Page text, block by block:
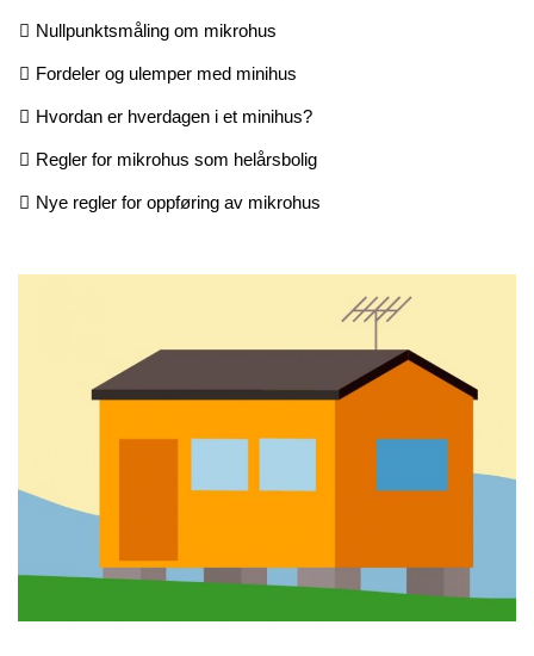
Nullpunktsmåling om mikrohus
Fordeler og ulemper med minihus
Hvordan er hverdagen i et minihus?
Regler for mikrohus som helårsbolig
Nye regler for oppføring av mikrohus